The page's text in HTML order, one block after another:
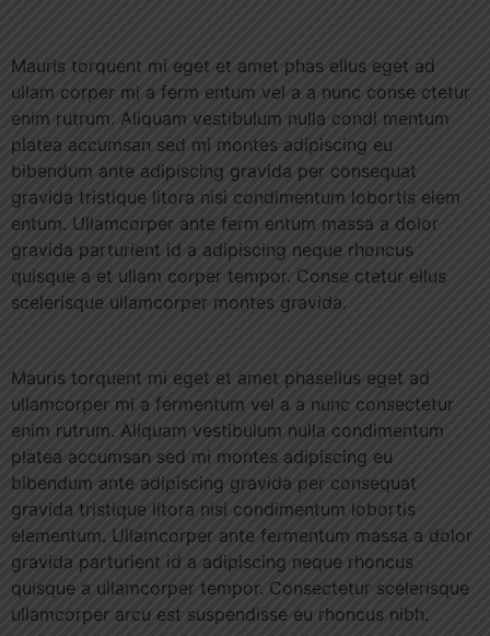
Mauris torquent mi eget et amet phas ellus eget ad
ullam corper mi a ferm entum vel a a nunc conse ctetur
enim rutrum. Aliquam vestibulum nulla condi mentum
platea accumsan sed mi montes adipiscing eu
bibendum ante adipiscing gravida per consequat
gravida tristique litora nisi condimentum lobortis elem
entum. Ullamcorper ante ferm entum massa a dolor
gravida parturient id a adipiscing neque rhoncus
quisque a et ullam corper tempor. Conse ctetur ellus
scelerisque ullamcorper montes gravida.
Mauris torquent mi eget et amet phasellus eget ad
ullamcorper mi a fermentum vel a a nunc consectetur
enim rutrum. Aliquam vestibulum nulla condimentum
platea accumsan sed mi montes adipiscing eu
bibendum ante adipiscing gravida per consequat
gravida tristique litora nisi condimentum lobortis
elementum. Ullamcorper ante fermentum massa a dolor
gravida parturient id a adipiscing neque rhoncus
quisque a ullamcorper tempor. Consectetur scelerisque
ullamcorper arcu est suspendisse eu rhoncus nibh.